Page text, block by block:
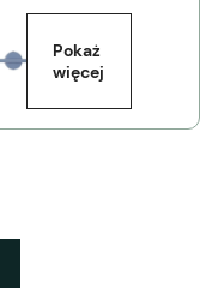
Pokaż
więcej